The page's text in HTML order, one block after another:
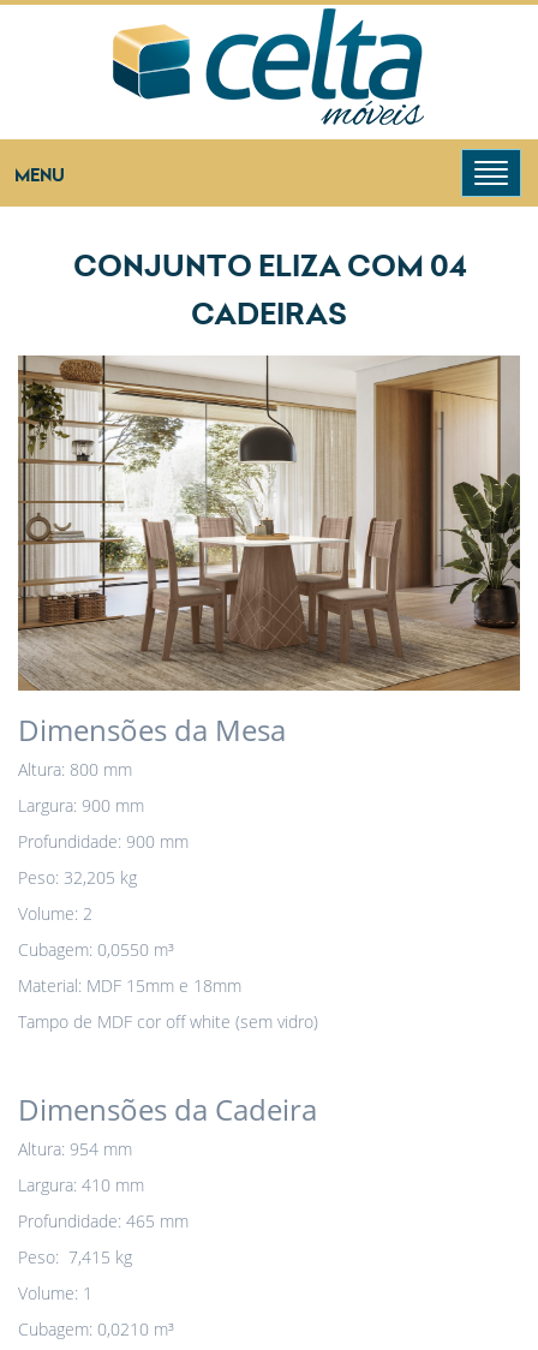
MENU
CONJUNTO ELIZA COM 04
CADEIRAS
Dimensões da Mesa
Altura: 800 mm
Largura: 900 mm
Profundidade: 900 mm
Peso: 32,205 kg
Volume: 2
Cubagem: 0,0550 m³
Material: MDF 15mm e 18mm
Tampo de MDF cor off white (sem vidro)
Dimensões da Cadeira
Altura: 954 mm
Largura: 410 mm
Profundidade: 465 mm
Peso: 7,415 kg
Volume: 1
Cubagem: 0,0210 m³